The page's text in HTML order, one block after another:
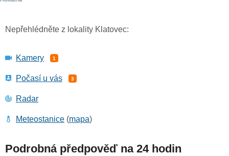
Nepřehlédněte z lokality Klatovec:
Kamery 1
Počasí u vás 3
Radar
Meteostanice (mapa)
Podrobná předpověď na 24 hodin